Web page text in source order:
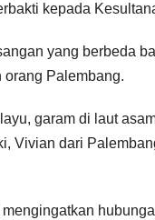
kepada
yang berbeda
orang Palembang.
garam di laut
Vivian dari